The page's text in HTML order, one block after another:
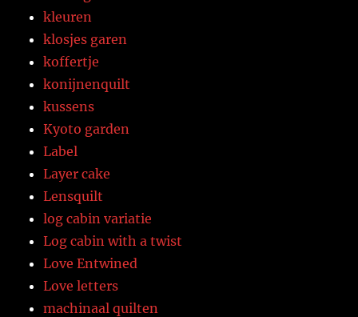
kleuren
klosjes garen
koffertje
konijnenquilt
kussens
Kyoto garden
Label
Layer cake
Lensquilt
log cabin variatie
Log cabin with a twist
Love Entwined
Love letters
machinaal quilten